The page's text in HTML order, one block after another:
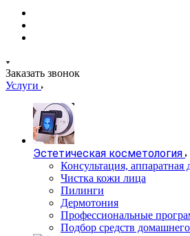
Заказать звонок
Услуги
Эстетическая косметология
Консультация, аппаратная
Чистка кожи лица
Пилинги
Дермотония
Профессиональные
Подбор средств